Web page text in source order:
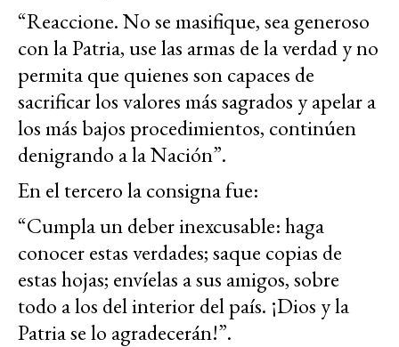
“Reaccione. No se masifique, sea generoso
con la Patria, use las armas de la verdad y no
permita que quienes son capaces de
sacrificar los valores más sagrados y apelar a
los más bajos procedimientos, continúen
denigrando a la Nación”.
En el tercero la consigna fue:
“Cumpla un deber inexcusable: haga
conocer estas verdades; saque copias de
estas hojas; envíelas a sus amigos, sobre
todo a los del interior del país. ¡Dios y la
Patria se lo agradecerán!”.